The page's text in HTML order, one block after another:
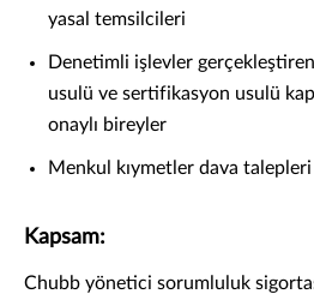
yasal temsilcileri
Denetimli işlevler
usulü ve sertifikasyon usulü
onaylı bireyler
Menkul kıymetler dava
Kapsam:
Chubb yönetici sorumluluk